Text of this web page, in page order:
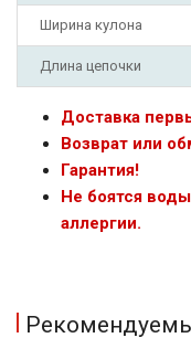
Ширина кулона
Длина цепочки
Доставка
Возврат или
Гарантия!
Не боятся
аллергии.